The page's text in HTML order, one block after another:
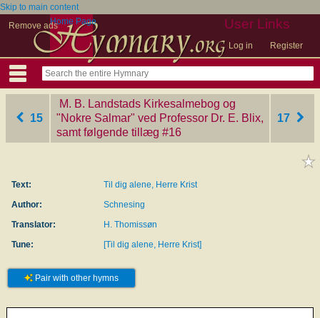
Skip to main content
Remove ads
User Links
Log in Register
Home Page
15
M. B. Landstads Kirkesalmebog og
"Nokre Salmar" ved Professor Dr. E. Blix,
samt følgende tillæg ‎#16
17
Text:
Til dig alene, Herre Krist
Author:
Schnesing
Translator:
H. Thomissøn
Tune:
[Til dig alene, Herre Krist]
Pair with other hymns